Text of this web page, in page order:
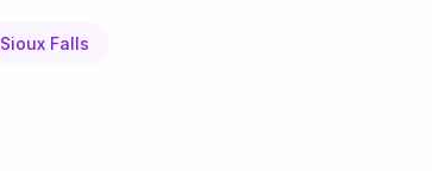
Sioux Falls